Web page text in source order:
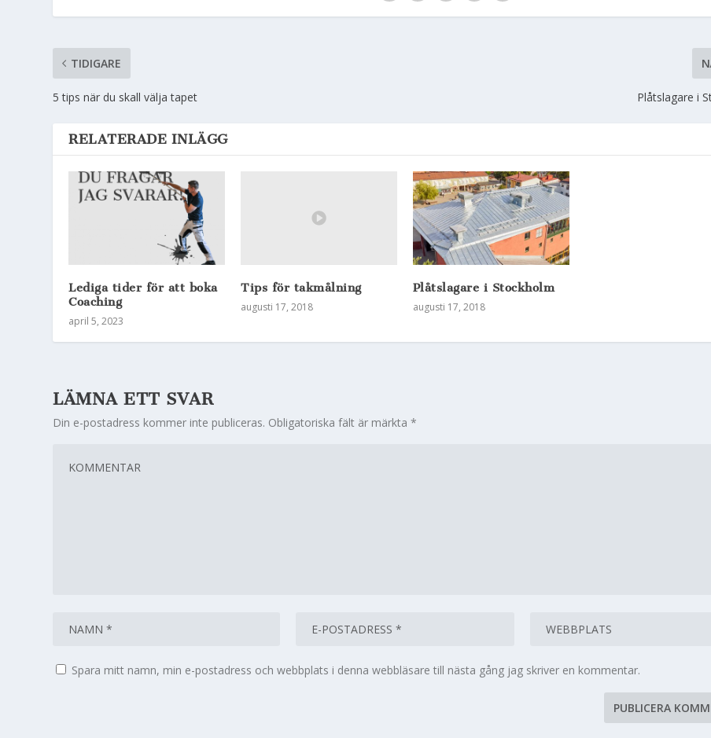
TIDIGARE
5 tips när du skall välja tapet Plåtslagare i
RELATERADE INLÄGG
Lediga tider för att boka
Coaching
april 5, 2023
Tips för takmålning
augusti 17, 2018
Plåtslagare i Stockholm
augusti 17, 2018
LÄMNA ETT SVAR
Din e-postadress kommer inte publiceras. Obligatoriska fält är märkta*
Spara mitt namn, min e-postadress och webbplats i denna webbläsare till nästa gång jag skriver en kommentar.